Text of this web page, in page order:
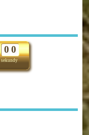
sekundy
0 0